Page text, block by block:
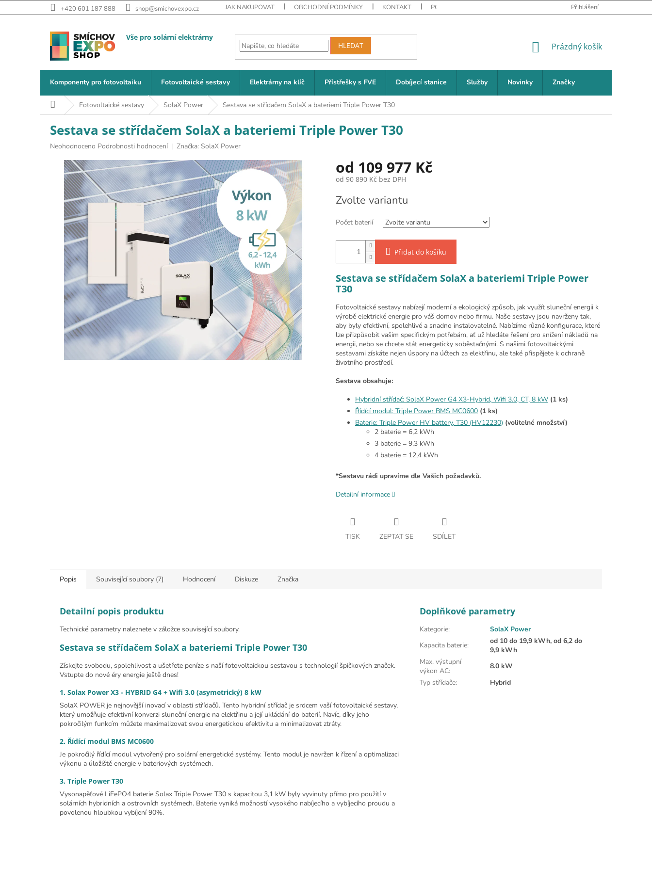
+420 601 187 888 shop@smichovexpo.cz JAK NAKUPOVAT OBCHODNÍ PODMÍNKY KONTAKT PODMÍNKY OCHRANY OSOBNÍCH ÚDAJŮ NEJČASTĚJŠÍ DOTAZY
Přihlášení
HLEDAT NÁKUPNÍ KOŠÍK
Prázdný košík
Komponenty pro fotovoltaiku Fotovoltaické sestavy Elektrárny na klíč Přístřešky s FVE Dobíjecí stanice Služby Novinky Značky
Domů Fotovoltaické sestavy SolaX Power Sestava se střídačem SolaX a bateriemi Triple Power T30
Sestava se střídačem SolaX a bateriemi Triple Power T30
Průměrné hodnocení produktu je 0,0 z 5 hvězdiček.
Neohodnoceno Podrobnosti hodnocení Značka: SolaX Power
od 109 977 Kč
od 90 890 Kč bez DPH
Zvolte variantu
Počet baterií
Přidat do košíku
Sestava se střídačem SolaX a bateriemi Triple Power
T30
Fotovoltaické sestavy nabízejí moderní a ekologický způsob, jak využít sluneční energii k
výrobě elektrické energie pro váš domov nebo firmu. Naše sestavy jsou navrženy tak,
aby byly efektivní, spolehlivé a snadno instalovatelné. Nabízíme různé konfigurace, které
lze přizpůsobit vašim specifickým potřebám, ať už hledáte řešení pro snížení nákladů na
energii, nebo se chcete stát energeticky soběstačnými. S našimi fotovoltaickými
sestavami získáte nejen úspory na účtech za elektřinu, ale také přispějete k ochraně
životního prostředí.
Sestava obsahuje:
Hybridní střídač: SolaX Power G4 X3-Hybrid, Wifi 3.0, CT, 8 kW (1 ks)
Řídící modul: Triple Power BMS MC0600 (1 ks)
Baterie: Triple Power HV battery, T30 (HV12230) (volitelné množství)
2 baterie = 6,2 kWh
3 baterie = 9,3 kWh
4 baterie = 12,4 kWh
*Sestavu rádi upravíme dle Vašich požadavků.
Detailní informace
TISK ZEPTAT SE SDÍLET
Popis Související soubory (7) Hodnocení Diskuze Značka
Detailní popis produktu
Technické parametry naleznete v záložce související soubory.
Sestava se střídačem SolaX a bateriemi Triple Power T30
Získejte svobodu, spolehlivost a ušetřete peníze s naší fotovoltaickou sestavou s technologií špičkových značek.
Vstupte do nové éry energie ještě dnes!
1. Solax Power X3 - HYBRID G4 + Wifi 3.0 (asymetrický) 8 kW
SolaX POWER je nejnovější inovací v oblasti střídačů. Tento hybridní střídač je srdcem vaší fotovoltaické sestavy,
který umožňuje efektivní konverzi sluneční energie na elektřinu a její ukládání do baterií. Navíc, díky jeho
pokročilým funkcím můžete maximalizovat svou energetickou efektivitu a minimalizovat ztráty.
2. Řídící modul BMS MC0600
Je pokročilý řídící modul vytvořený pro solární energetické systémy. Tento modul je navržen k řízení a optimalizaci
výkonu a úložiště energie v bateriových systémech.
3. Triple Power T30
Vysonapěťové LiFePO4 baterie Solax Triple Power T30 s kapacitou 3,1 kW byly vyvinuty přímo pro použití v
solárních hybridních a ostrovních systémech. Baterie vyniká možností vysokého nabíjecího a vybíjecího proudu a
povolenou hloubkou vybíjení 90%.
Doplňkové parametry
Kategorie:
SolaX Power
Kapacita baterie:
od 10 do 19,9 kWh, od 6,2 do
9,9 kWh
Max. výstupní
výkon AC:
8.0 kW
Typ střídače: Hybrid